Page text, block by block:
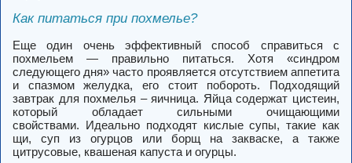
Как питаться при похмелье?
Еще один очень эффективный способ справиться с
похмельем — правильно питаться. Хотя «синдром
следующего дня» часто проявляется отсутствием аппетита
и спазмом желудка, его стоит побороть. Подходящий
завтрак для похмелья – яичница. Яйца содержат цистеин,
который обладает сильными очищающими
свойствами. Идеально подходят кислые супы, такие как
щи, суп из огурцов или борщ на закваске, а также
цитрусовые, квашеная капуста и огурцы.